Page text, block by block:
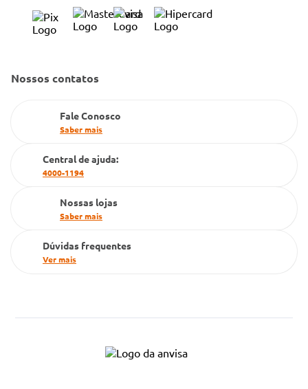
Código de Conduta
Política de Reembolso
Dúvidas Frequentes
Condeclin
Cartão Grupo Conde
Televendas
Nossos contatos
Fale Conosco
Saber mais
Central de ajuda:
4000-1194
Nossas lojas
Saber mais
Dúvidas frequentes
Ver mais